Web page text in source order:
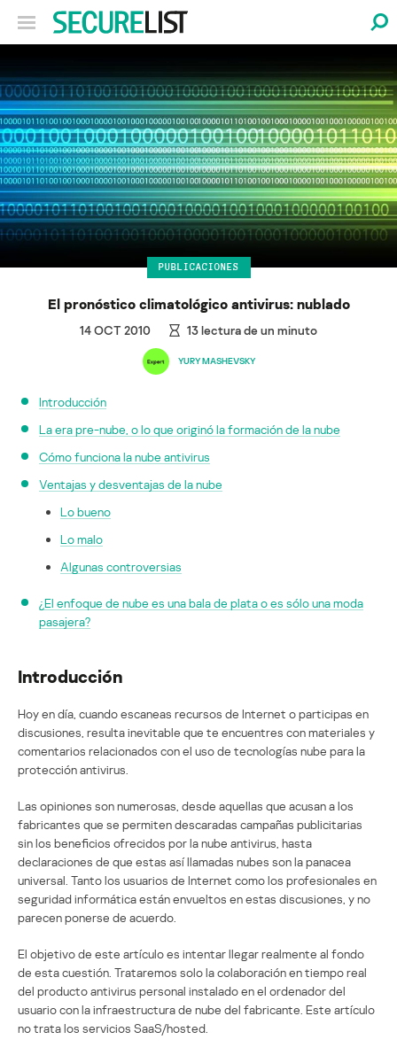
PUBLICACIONES
El pronóstico climatológico antivirus: nublado
14 OCT 2010 13lectura de un minuto
YURY MASHEVSKY
Introducción
La era pre-nube, o lo que originó la formación de la nube
Cómo funciona la nube antivirus
Ventajas y desventajas de la nube
Lo bueno
Lo malo
Algunas controversias
¿El enfoque de nube es una bala de plata o es sólo una moda
pasajera?
Introducción
Hoy en día, cuando escaneas recursos de Internet o participas en
discusiones, resulta inevitable que te encuentres con materiales y
comentarios relacionados con el uso de tecnologías nube para la
protección antivirus.
Las opiniones son numerosas, desde aquellas que acusan a los
fabricantes que se permiten descaradas campañas publicitarias
sin los beneficios ofrecidos por la nube antivirus, hasta
declaraciones de que estas así llamadas nubes son la panacea
universal. Tanto los usuarios de Internet como los profesionales en
seguridad informática están envueltos en estas discusiones, y no
parecen ponerse de acuerdo.
El objetivo de este artículo es intentar llegar realmente al fondo
de esta cuestión. Trataremos solo la colaboración en tiempo real
del producto antivirus personal instalado en el ordenador del
usuario con la infraestructura de nube del fabricante. Este artículo
no trata los servicios SaaS/hosted.